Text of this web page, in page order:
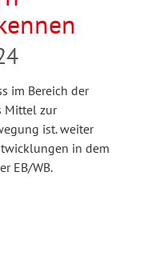
im Bereich der
Mittel zur
ist. weiter
in dem
EB/WB.